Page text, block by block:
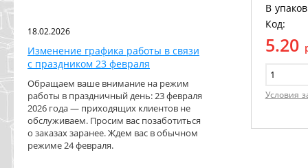
18.02.2026
Изменение графика работы в связи
с праздником 23 февраля
Обращаем ваше внимание на режим
работы в праздничный день: 23 февраля
2026 года — приходящих клиентов не
обслуживаем. Просим вас позаботиться
о заказах заранее. Ждем вас в обычном
режиме 24 февраля.
В
Код:
5.20
Условия